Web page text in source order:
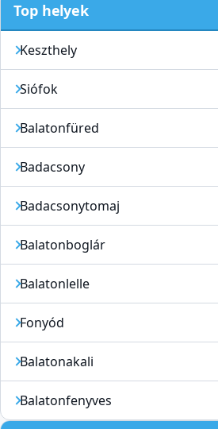
Top helyek
Keszthely
Siófok
Balatonfüred
Badacsony
Badacsonytomaj
Balatonboglár
Balatonlelle
Fonyód
Balatonakali
Balatonfenyves